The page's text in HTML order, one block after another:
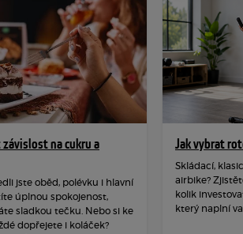
na cukru a
jste oběd, polévku i hlavní
úplnou spokojenost,
sladkou tečku. Nebo si ke
dopřejete i koláček?
Jak vybrat
Skládací,
airbike?
kolik
který naplní